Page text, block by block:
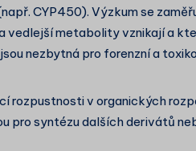
CYP450). Výzkum se
vedlejší metabolity vznikají a
nezbytná pro forenzní a
rozpustnosti v organických
pro syntézu dalších derivátů